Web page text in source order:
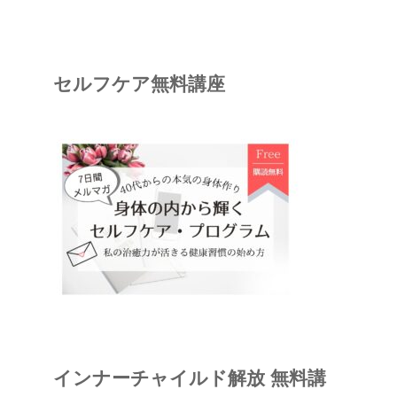
セルフケア無料講座
インナーチャイルド解放 無料講